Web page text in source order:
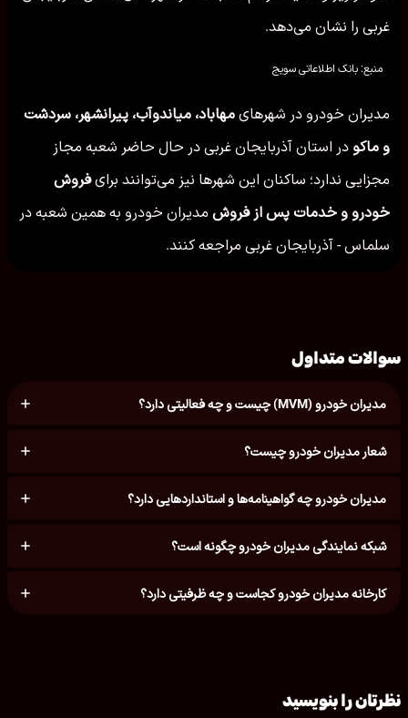
غربی را نشان می‌دهد.
منبع: بانک اطلاعاتی سویج
مدیران خودرو در شهرهای مهاباد، میاندوآب، پیرانشهر، سردشت
و ماكو در استان آذربایجان غربی در حال حاضر شعبه مجاز
مجزایی ندارد؛ ساکنان این شهرها نیز می‌توانند برایفروش
خودرو و خدمات پس از فروش مدیران خودرو به همین شعبه در
سلماس - آذربایجان غربی مراجعه کنند.
سوالات متداول
مدیران خودرو (MVM) چیست و چه فعالیتی دارد؟
شعار مدیران خودرو چیست؟
مدیران خودرو چه گواهینامه‌ها و استانداردهایی دارد؟
شبکه نمایندگی مدیران خودرو چگونه است؟
کارخانه مدیران خودرو کجاست و چه ظرفیتی دارد؟
نظرتان را بنویسید